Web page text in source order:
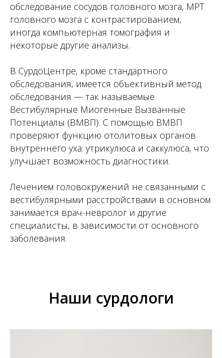
обследование сосудов головного мозга, МРТ
головного мозга с контрастированием,
иногда компьютерная томография и
некоторые другие анализы.
В СурдоЦентре, кроме стандартного
обследования, имеется объективный метод
обследования — так называемые
Вестибулярные Миогенные Вызванные
Потенциалы (ВМВП). С помощью ВМВП
проверяют функцию отолитовых органов
внутреннего уха: утрикулюса и саккулюса, что
улучшает возможность диагностики.
Лечением головокружений не связанными с
вестибулярными расстройствами в основном
занимается врач-невролог и другие
специалисты, в зависимости от основного
заболевания.
Наши сурдологи